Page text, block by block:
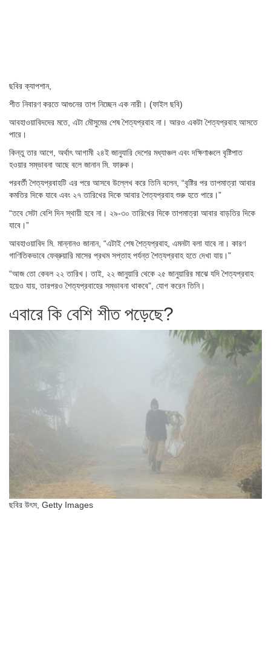
ছবির ক্যাপশান,
শীত নিবারণ করতে আগুনের তাপ নিচ্ছেন এক নারী। (ফাইল ছবি)
আবহাওয়াবিদদের মতে, এটা মৌসুমের শেষ শৈত্যপ্রবাহ না। আরও একটা শৈত্যপ্রবাহ আসতে
পারে।
কিন্তু তার আগে, অর্থাৎ আগামী ২৪ই জানুযারি দেশের মধ্যাঞ্চল এবং দক্ষিণাঞ্চলে বৃষ্টিপাত
হওয়ার সম্ভাবনা আছে বলে জানান মি. ফারুক।
পরবর্তী শৈত্যপ্রবাহটি এর পরে আসবে উল্লেখ করে তিনি বলেন, “বৃষ্টির পর তাপমাত্রা আবার
কমতির দিকে যাবে এবং ২৭ তারিখের দিকে আবার শৈত্যপ্রবাহ শুরু হতে পারে।”
“তবে সেটা বেশি দিন স্থায়ী হবে না। ২৯-৩০ তারিখের দিকে তাপমাত্রা আবার বাড়তির দিকে
যাবে।”
আবহাওয়াবিদ মি. মান্নানও জানান, “এটাই শেষ শৈত্যপ্রবাহ, এমনটা বলা যাবে না। কারণ
গাণিতিকভাবে ফেব্রুয়ারি মাসের প্রথম সপ্তাহ পর্যন্ত শৈত্যপ্রবাহ হতে দেখা যায়।”
“আজ তো কেবল ২২ তারিখ। তাই, ২২ জানুয়ারি থেকে ২৫ জানুয়ারির মাঝে যদি শৈত্যপ্রবাহ
হয়েও যায়, তারপরও শৈত্যপ্রবাহের সম্ভাবনা থাকবে”, যোগ করেন তিনি।
এবারে কি বেশি শীত পড়েছে?
ছবির উৎস, Getty Images